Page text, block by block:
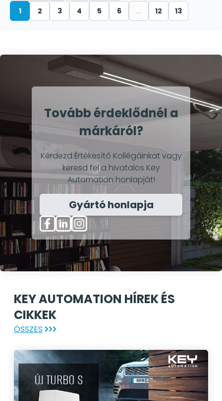
1
2 3 4 5 6 ... 12 13
Tovább érdeklődnél a
márkáról?
Kérdezd Értékesítő Kollégáinkat vagy
keresd fel a hivatalos Key
Automation honlapját!
Gyártó honlapja
KEY AUTOMATION HÍREK ÉS
CIKKEK
ÖSSZES